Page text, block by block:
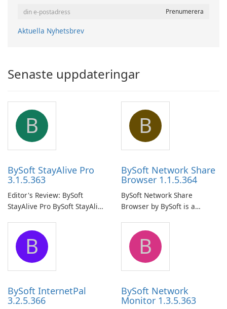
Aktuella Nyhetsbrev
Senaste uppdateringar
B
BySoft StayAlive Pro
3.1.5.363
Editor's Review: BySoft
StayAlive Pro BySoft StayAlive
application designed to
ensure the continuous and
uninterrupted operation of
your computer system.
B
BySoft Network Share
Browser 1.1.5.364
BySoft Network Share
Browser by BySoft is a
application that allows users
to easily browse and manage
shared folders on their
network.
B
BySoft InternetPal
3.2.5.366
B
BySoft Network
Monitor 1.3.5.363